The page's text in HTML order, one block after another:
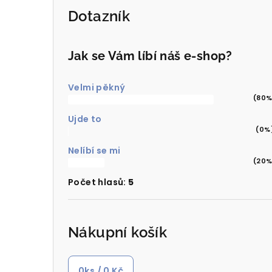
Dotazník
Jak se Vám líbí náš e-shop?
Velmi pěkný
Ujde to
Nelíbí se mi
Počet hlasů: 5
Nákupní košík